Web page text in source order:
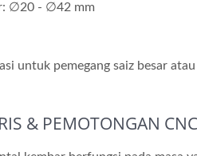
∅20 - ∅42 mm
untuk pemegang saiz besar
& PEMOTONGAN